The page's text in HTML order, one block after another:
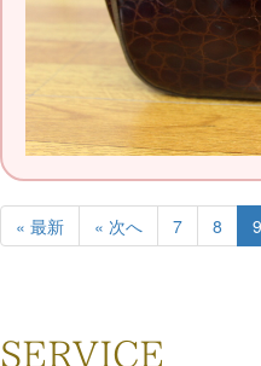
« 最新 « 次へ 7 8 9
SERVICE